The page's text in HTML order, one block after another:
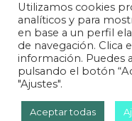
Lunes a
Sofá&Sofá
Utilizamos cookies
analíticos y para
en base a un perfil
de navegación. Clica
información. Puedes
pulsando el botón
"Ajustes".
Aceptar todas